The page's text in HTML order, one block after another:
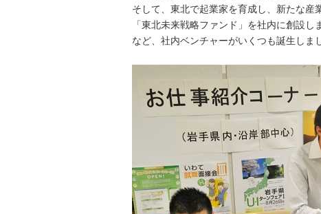
そして、東北で起業家を育成し、新たな産
「東北未来戦略ファンド」を社内に創設
など、社内ベンチャーがいくつも誕生しま